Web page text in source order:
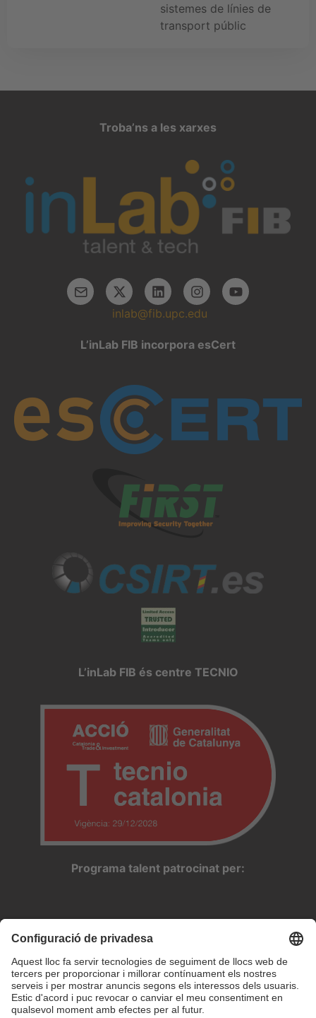
sistemes de línies de
transport públic
Troba’ns a les xarxes
inlab@fib.upc.edu
L’inLab FIB incorpora esCert
L’inLab FIB és centre TECNIO
Programa talent patrocinat per: